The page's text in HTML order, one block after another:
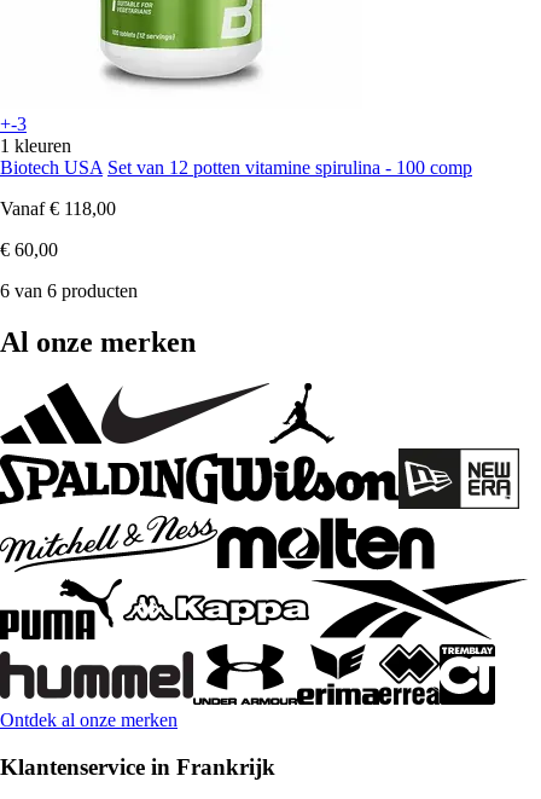
+-3
1 kleuren
Biotech USA Set van 12 potten vitamine spirulina - 100 comp
Vanaf € 118,00
€ 60,00
6 van 6 producten
Al onze merken
Ontdek al onze merken
Klantenservice in Frankrijk